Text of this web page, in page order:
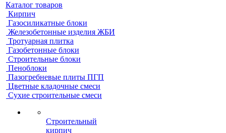
Каталог товаров
Кирпич
Газосиликатные блоки
Железобетонные изделия ЖБИ
Тротуарная плитка
Газобетонные блоки
Строительные блоки
Пеноблоки
Пазогребневые плиты ПГП
Цветные кладочные смеси
Сухие строительные смеси
Строительный
кирпич